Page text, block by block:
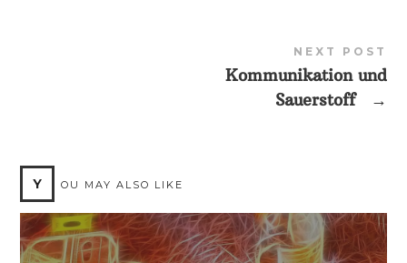
NEXT POST
Kommunikation und
Sauerstoff
→
Y OU MAY ALSO LIKE